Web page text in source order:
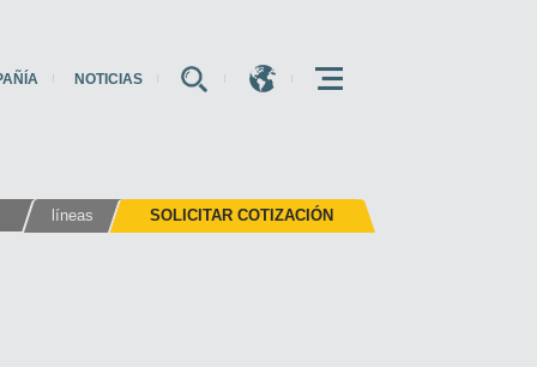
NOTICIAS E E E
líneas SOLICITAR COTIZACIÓN